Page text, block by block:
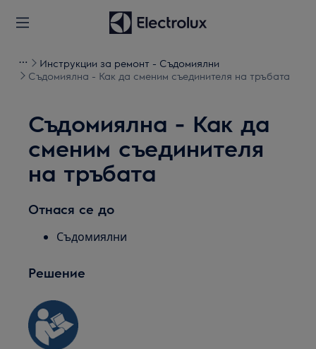
Инструкции за ремонт - Съдомиялни
Съдомиялна - Как да сменим съединителя на тръбата
Съдомиялна - Как да
сменим съединителя
на тръбата
Отнася се до
Съдомиялни
Решение